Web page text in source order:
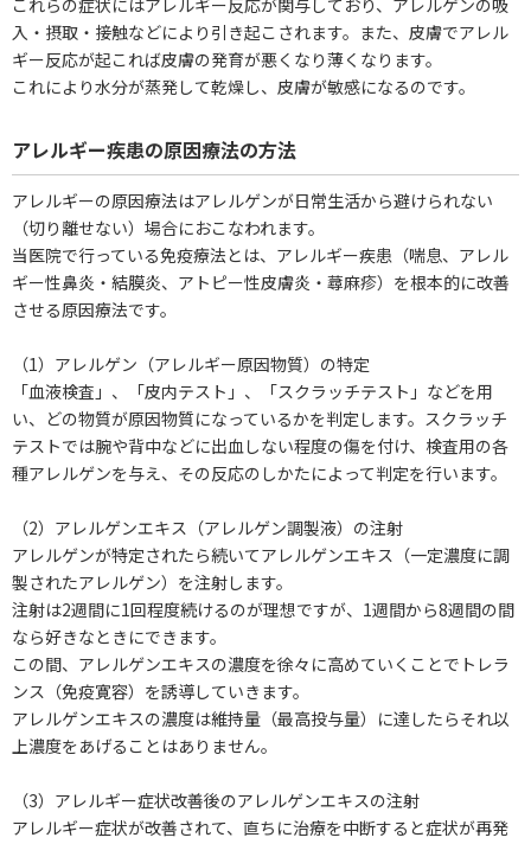
これらの症状にはアレルギー反応が関与しており、アレルゲンの吸
入・摂取・接触などにより引き起こされます。また、皮膚でアレル
ギー反応が起これば皮膚の発育が悪くなり薄くなります。
これにより水分が蒸発して乾燥し、皮膚が敏感になるのです。
アレルギー疾患の原因療法の方法
アレルギーの原因療法はアレルゲンが日常生活から避けられない
（切り離せない）場合におこなわれます。
当医院で行っている免疫療法とは、アレルギー疾患（喘息、アレル
ギー性鼻炎・結膜炎、アトピー性皮膚炎・蕁麻疹）を根本的に改善
させる原因療法です。
（1）アレルゲン（アレルギー原因物質）の特定
「血液検査」、「皮内テスト」、「スクラッチテスト」などを用
い、どの物質が原因物質になっているかを判定します。スクラッチ
テストでは腕や背中などに出血しない程度の傷を付け、検査用の各
種アレルゲンを与え、その反応のしかたによって判定を行います。
（2）アレルゲンエキス（アレルゲン調製液）の注射
アレルゲンが特定されたら続いてアレルゲンエキス（一定濃度に調
製されたアレルゲン）を注射します。
注射は2週間に1回程度続けるのが理想ですが、1週間から8週間の間
なら好きなときにできます。
この間、アレルゲンエキスの濃度を徐々に高めていくことでトレラ
ンス（免疫寛容）を誘導していきます。
アレルゲンエキスの濃度は維持量（最高投与量）に達したらそれ以
上濃度をあげることはありません。
（3）アレルギー症状改善後のアレルゲンエキスの注射
アレルギー症状が改善されて、直ちに治療を中断すると症状が再発